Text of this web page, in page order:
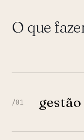
O que
/01 gestão